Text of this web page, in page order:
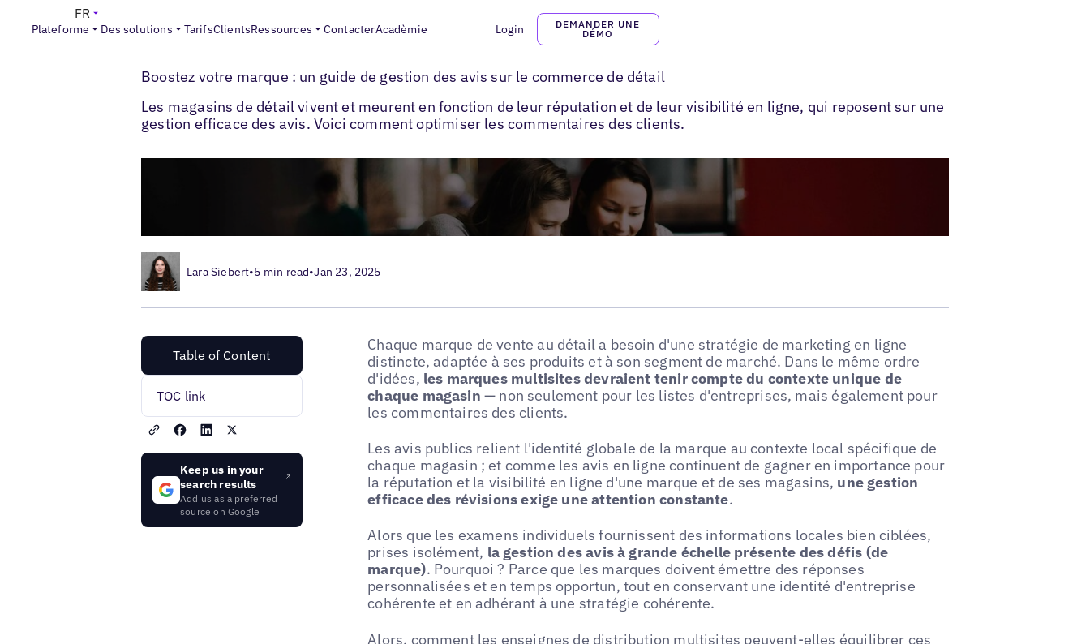
Plateforme Des solutions TarifsClientsRessources ContacterAcadèmie Login
DEMANDER UNE
DÉMO
FR
Blogs> Les marques retail> Bâtir votre réputation : gestion des avis sur le commerce de détail
Boostez votre marque : un guide de gestion des avis sur le commerce de détail
Les magasins de détail vivent et meurent en fonction de leur réputation et de leur visibilité en ligne, qui reposent sur une
gestion efficace des avis. Voici comment optimiser les commentaires des clients.
Lara Siebert•5 min read•Jan 23, 2025
Table of Content
TOC link
Keep us in your
search results
Add us as a preferred
source on Google
Chaque marque de vente au détail a besoin d'une stratégie de marketing en ligne
distincte, adaptée à ses produits et à son segment de marché. Dans le même ordre
d'idées, les marques multisites devraient tenir compte du contexte unique de
chaque magasin — non seulement pour les listes d'entreprises, mais également pour
les commentaires des clients.
Les avis publics relient l'identité globale de la marque au contexte local spécifique de
chaque magasin ; et comme les avis en ligne continuent de gagner en importance pour
la réputation et la visibilité en ligne d'une marque et de ses magasins, une gestion
efficace des révisions exige une attention constante.
Alors que les examens individuels fournissent des informations locales bien ciblées,
prises isolément, la gestion des avis à grande échelle présente des défis (de
marque). Pourquoi ? Parce que les marques doivent émettre des réponses
personnalisées et en temps opportun, tout en conservant une identité d'entreprise
cohérente et en adhérant à une stratégie cohérente.
Alors, comment les enseignes de distribution multisites peuvent-elles équilibrer ces